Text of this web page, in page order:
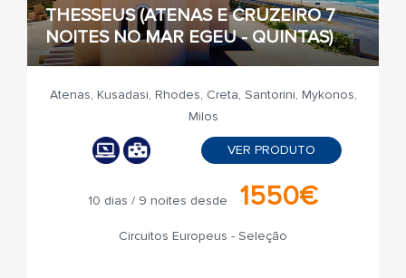
THESSEUS (ATENAS E CRUZEIRO 7
NOITES NO MAR EGEU - QUINTAS)
Atenas, Kusadasi, Rhodes, Creta, Santorini, Mykonos,
Milos
VER PRODUTO
10 dias / 9 noites desde 1550€
Circuitos Europeus - Seleção